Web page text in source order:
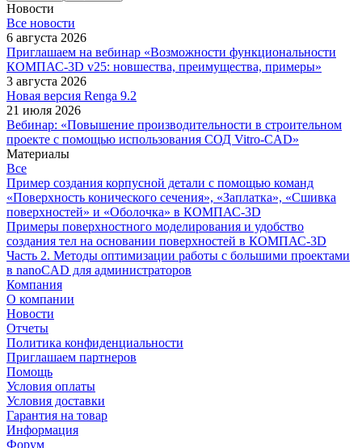
Новости
Все новости
6 августа 2026
Приглашаем на вебинар «Возможности функциональности
КОМПАС-3D v25: новшества, преимущества, примеры»
3 августа 2026
Новая версия Renga 9.2
21 июля 2026
Вебинар: «Повышение производительности в строительном
проекте с помощью использования СОД Vitro-CAD»
Материалы
Все
Пример создания корпусной детали с помощью команд
«Поверхность конического сечения», «Заплатка», «Сшивка
поверхностей» и «Оболочка» в КОМПАС-3D
Примеры поверхностного моделирования и удобство
создания тел на основании поверхностей в КОМПАС-3D
Часть 2. Методы оптимизации работы с большими проектами
в nanoCAD для администраторов
Компания
О компании
Новости
Отчеты
Политика конфиденциальности
Приглашаем партнеров
Помощь
Условия оплаты
Условия доставки
Гарантия на товар
Информация
Форум